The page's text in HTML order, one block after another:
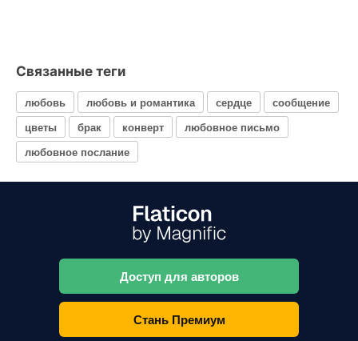
Связанные теги
любовь любовь и романтика сердце
сообщение
цветы
брак конверт
любовное письмо
любовное послание
Доступ для авторов
Стань Премиум